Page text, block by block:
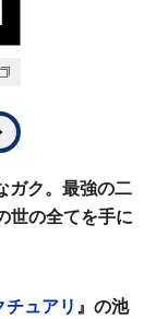
ガク。最強の二
世の全てを手に
チュアリ 』の池